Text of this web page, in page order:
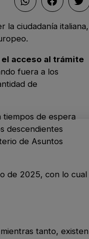
la ciudadanía italiana,
acceso al trámite
fuera a los
de
tiempos de espera
descendientes
de Asuntos
de 2025, con lo cual
tanto, existen